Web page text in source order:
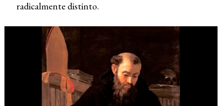
radicalmente distinto.